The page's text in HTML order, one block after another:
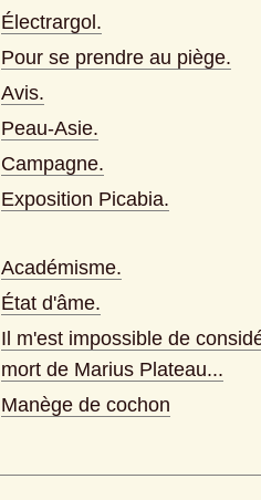
Électrargol.
Pour se prendre au piège.
Avis.
Peau-Asie.
Campagne.
Exposition Picabia.
Académisme.
État d'âme.
Il m'est impossible de
mort de Marius Plateau...
Manège de cochon